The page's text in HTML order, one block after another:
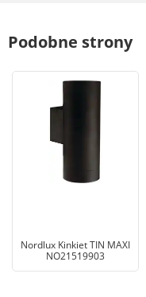
Podobne strony
Nordlux Kinkiet TIN MAXI
NO21519903